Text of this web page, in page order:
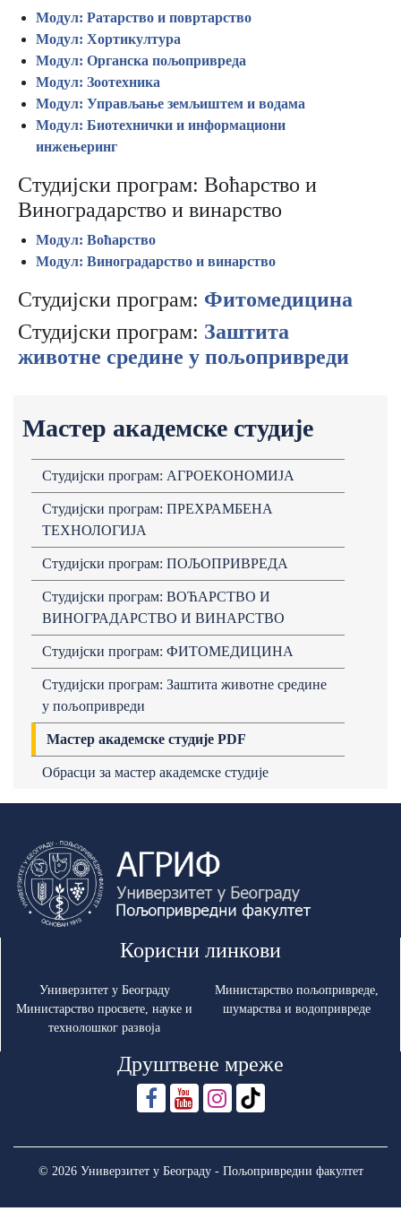
Мастер академске студије
Студијски програм: АГРОЕКОНОМИЈА
Студијски програм: ПРЕХРАМБЕНА
ТЕХНОЛОГИЈА
Студијски програм: ПОЉОПРИВРЕДА
Студијски програм: ВОЋАРСТВО И
ВИНОГРАДАРСТВО И ВИНАРСТВО
Студијски програм: ФИТОМЕДИЦИНА
Студијски програм: Заштита животне средине
у пољопривреди
Мастер академске студије PDF
Обрасци за мастер академске студије
Модул: Ратарство и повртарство
Модул: Хортикултура
Модул: Органска пољопривреда
Модул: Зоотехника
Модул: Управљање земљиштем и водама
Модул: Биотехнички и информациони
инжењеринг
Студијски програм: Воћарство и
Виноградарство и винарство
Модул: Воћарство
Модул: Виноградарство и винарство
Студијски програм: Фитомедицина
Студијски програм: Заштита
животне средине у пољопривреди
Корисни линкови
Универзитет у Београду
Министарство просвете, науке и
технолошког развоја
Министарство пољопривреде,
шумарства и водопривреде
Друштвене мреже
© 2026 Универзитет у Београду - Пољопривредни факултет